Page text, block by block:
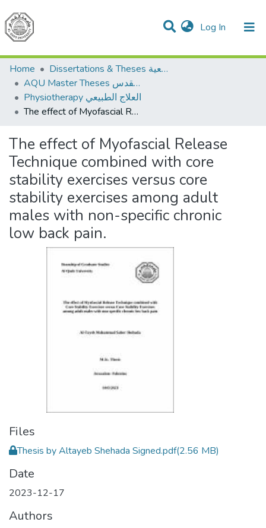
Log In (current)
Communities & Collections
All of DSpace
Home
Dissertations & Theses الرسائل الجامعية
AQU Master Theses الرسائل الجامعية الخاصة بجامعة القدس
Physiotherapy العلاج الطبيعي
The effect of Myofascial Release Technique combined with core stability exercises versus core stability exercises among adult males with non-specific chronic low back pain.
The effect of Myofascial Release
Technique combined with core
stability exercises versus core
stability exercises among adult
males with non-specific chronic
low back pain.
Files
Thesis by Altayeb Shehada Signed.pdf(2.56 MB)
Date
2023-12-17
Authors